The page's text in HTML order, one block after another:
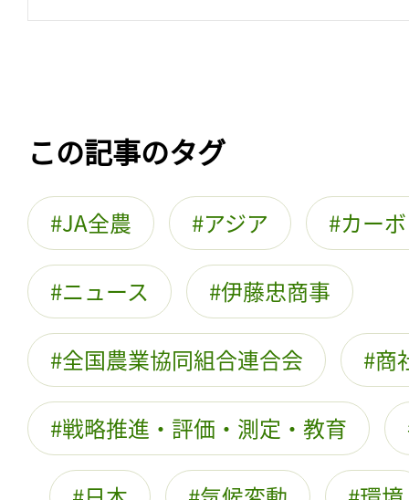
この記事のタグ
JA全農 アジア カー
ニュース 伊藤忠商事
全国農業協同組合連合会 商
戦略推進・評価・測定・教育